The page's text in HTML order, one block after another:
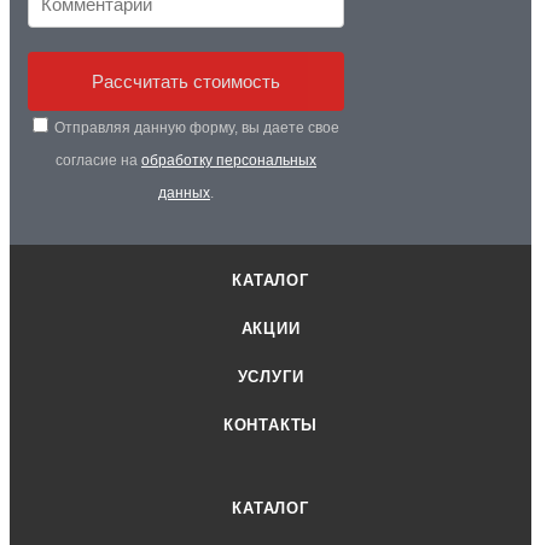
Рассчитать стоимость
Отправляя данную форму, вы даете свое
согласие на обработку персональных
данных
КАТАЛОГ
АКЦИИ
УСЛУГИ
КОНТАКТЫ
КАТАЛОГ